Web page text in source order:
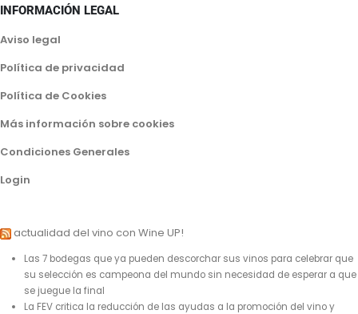
INFORMACIÓN LEGAL
Aviso legal
Política de privacidad
Política de Cookies
Más información sobre cookies
Condiciones Generales
Login
actualidad del vino con Wine UP!
Las 7 bodegas que ya pueden descorchar sus vinos para celebrar que
su selección es campeona del mundo sin necesidad de esperar a que
se juegue la final
La FEV critica la reducción de las ayudas a la promoción del vino y